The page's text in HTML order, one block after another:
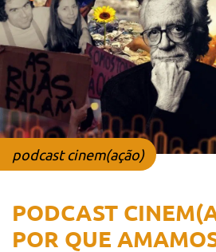
podcast cinem(ação)
PODCAST
POR QUE